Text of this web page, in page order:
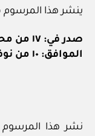
ينشر هذا المرسوم
صدر في: ١٧ من محرم سنة ١٤٣٦هـ
الموافق: ١٠ من نوفمبر سنة ٢٠١٤م
نشر هذا